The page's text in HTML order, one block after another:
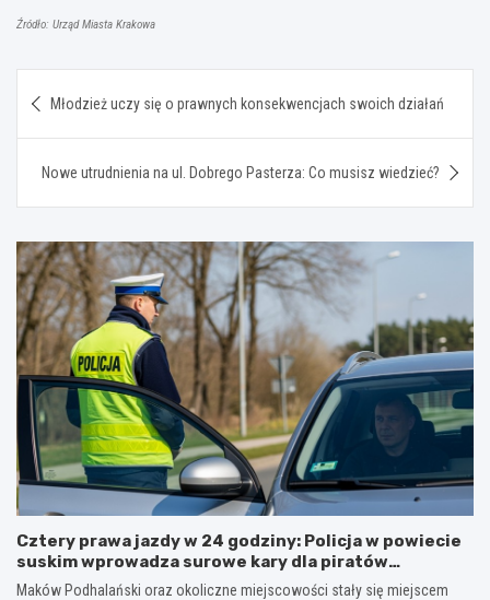
Źródło: Urząd Miasta Krakowa
wpisu
Młodzież uczy się o prawnych konsekwencjach swoich działań
Nowe utrudnienia na ul. Dobrego Pasterza: Co musisz wiedzieć?
Cztery prawa jazdy w 24 godziny: Policja w powiecie
suskim wprowadza surowe kary dla piratów
drogowych!
Maków Podhalański oraz okoliczne miejscowości stały się miejscem